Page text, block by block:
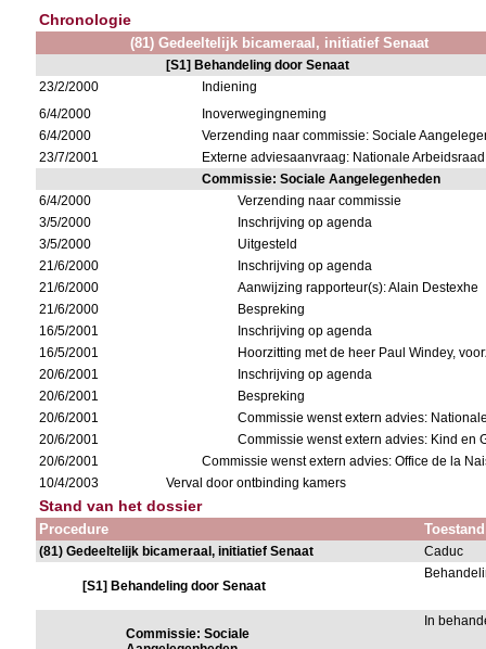
Chronologie
(81) Gedeeltelijk bicameraal, initiatief Senaat
[S1] Behandeling door Senaat
23/2/2000
Indiening
6/4/2000
Inoverwegingneming
6/4/2000
Verzending naar commissie: Sociale
23/7/2001
Externe adviesaanvraag: Nationale Arbeidsraad
Commissie: Sociale Aangelegenheden
6/4/2000
Verzending naar commissie
3/5/2000
Inschrijving op agenda
3/5/2000
Uitgesteld
21/6/2000
Inschrijving op agenda
21/6/2000
Aanwijzing rapporteur(s): Alain Destexhe
21/6/2000
Bespreking
16/5/2001
Inschrijving op agenda
16/5/2001
Hoorzitting met de heer Paul Windey,
20/6/2001
Inschrijving op agenda
20/6/2001
Bespreking
20/6/2001
Commissie wenst extern advies:
20/6/2001
Commissie wenst extern advies: Kind en
20/6/2001
Commissie wenst extern advies: Office de la
10/4/2003
Verval door ontbinding kamers
Stand van het dossier
Procedure Toestand
(81) Gedeeltelijk bicameraal, initiatief Senaat Caduc
[S1] Behandeling door Senaat
Commissie: Sociale
In